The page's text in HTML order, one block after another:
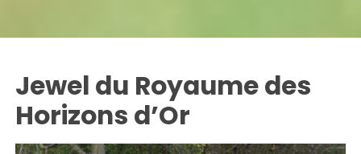
Jewel du Royaume des
Horizons d’Or